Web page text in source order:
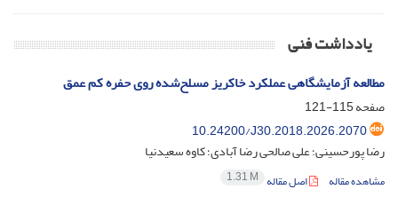
یادداشت فنی
مطالعه آزمایشگاهی عملکرد خاکریز مسلح‌شده روی حفره کم عمق
صفحه115-121
10.24200/J30.2018.2026.2070
رضا پورحسینی؛ علی صالحی رضا آبادی؛ کاوه سعیدنیا
مشاهده مقاله اصل مقاله 1.31 M